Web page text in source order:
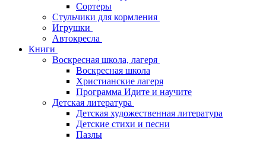
Сортеры
Стульчики для кормления
Игрушки
Автокресла
Книги
Воскресная школа, лагеря
Воскресная школа
Христианские лагеря
Программа Идите и научите
Детская литература
Детская художественная литература
Детские стихи и песни
Пазлы